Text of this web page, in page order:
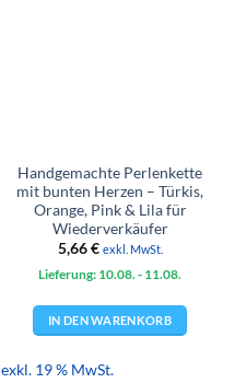
Handgemachte Perlenkette
mit bunten Herzen – Türkis,
Orange, Pink & Lila für
Wiederverkäufer
5,66€ exkl. MwSt.
Lieferung: 10.08. - 11.08.
IN DEN WARENKORB
exkl. 19 % MwSt.